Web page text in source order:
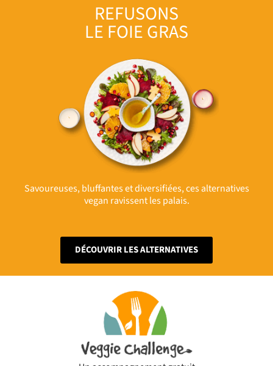
REFUSONS
LE FOIE GRAS
Savoureuses, bluffantes et diversifiées, ces alternatives
vegan ravissent les palais.
DÉCOUVRIR LES ALTERNATIVES